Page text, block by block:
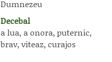
Dumnezeu
Decebal
a lua, a onora, puternic,
brav, viteaz, curajos